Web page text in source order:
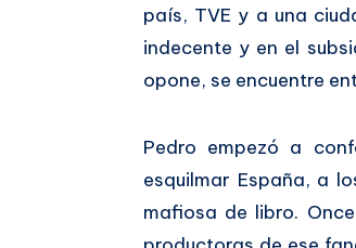
país, TVE y a una
indecente y en el
opone, se encuentre
Pedro empezó a
esquilmar España, a
mafiosa de libro.